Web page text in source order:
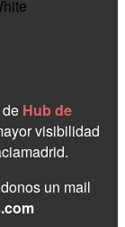
Hub de
visibilidad
un mail